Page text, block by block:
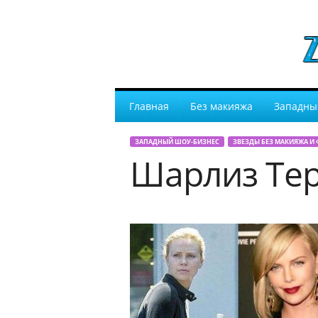
Главная Без макияжа
ЗАПАДНЫЙ ШОУ-БИЗНЕС ЗВЕЗДЫ БЕЗ МАКИЯЖА
Шарлиз